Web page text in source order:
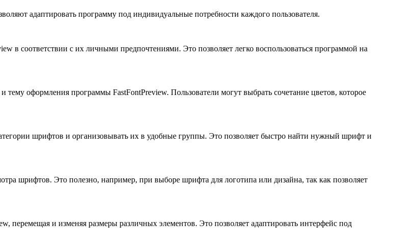
адаптировать программу под индивидуальные потребности каждого пользователя.
в соответствии с их личными предпочтениями. Это позволяет легко воспользоваться программой на
оформления программы FastFontPreview. Пользователи могут выбрать сочетание цветов, которое
шрифтов и организовывать их в удобные группы. Это позволяет быстро найти нужный шрифт и
шрифтов. Это полезно, например, при выборе шрифта для логотипа или дизайна, так как позволяет
перемещая и изменяя размеры различных элементов. Это позволяет адаптировать интерфейс под